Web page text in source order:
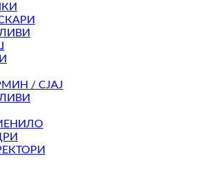
/ СЈАЈ